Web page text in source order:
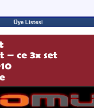
Üye Listesi